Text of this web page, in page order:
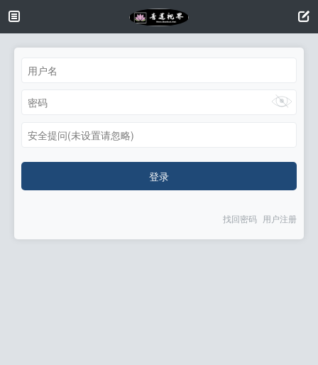
安全提问(未设置请忽略)
登录
找回密码 用户注册